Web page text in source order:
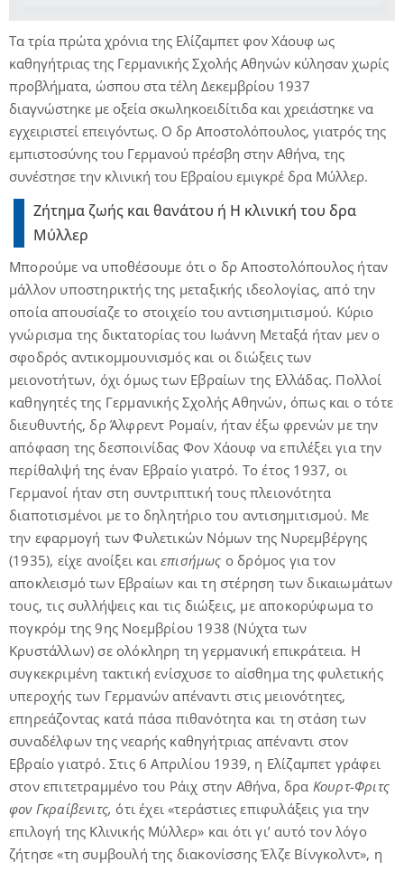
Τα τρία πρώτα χρόνια της Ελίζαμπετ φον Χάουφ ως
καθηγήτριας της Γερμανικής Σχολής Αθηνών κύλησαν χωρίς
προβλήματα, ώσπου στα τέλη Δεκεμβρίου 1937
διαγνώστηκε με οξεία σκωληκοειδίτιδα και χρειάστηκε να
εγχειριστεί επειγόντως. Ο δρ Αποστολόπουλος, γιατρός της
εμπιστοσύνης του Γερμανού πρέσβη στην Αθήνα, της
συνέστησε την κλινική του Εβραίου εμιγκρέ δρα Μύλλερ.
Ζήτημα ζωής και θανάτου ή Η κλινική του δρα
Μύλλερ
Μπορούμε να υποθέσουμε ότι ο δρ Αποστολόπουλος ήταν
μάλλον υποστηρικτής της μεταξικής ιδεολογίας, από την
οποία απουσίαζε το στοιχείο του αντισημιτισμού. Κύριο
γνώρισμα της δικτατορίας του Ιωάννη Μεταξά ήταν μεν ο
σφοδρός αντικομμουνισμός και οι διώξεις των
μειονοτήτων, όχι όμως των Εβραίων της Ελλάδας. Πολλοί
καθηγητές της Γερμανικής Σχολής Αθηνών, όπως και ο τότε
διευθυντής, δρ Άλφρεντ Ρομαίν, ήταν έξω φρενών με την
απόφαση της δεσποινίδας Φον Χάουφ να επιλέξει για την
περίθαλψή της έναν Εβραίο γιατρό. Το έτος 1937, οι
Γερμανοί ήταν στη συντριπτική τους πλειονότητα
διαποτισμένοι με το δηλητήριο του αντισημιτισμού. Με
την εφαρμογή των Φυλετικών Νόμων της Νυρεμβέργης
(1935), είχε ανοίξει και επισήμως ο δρόμος για τον
αποκλεισμό των Εβραίων και τη στέρηση των δικαιωμάτων
τους, τις συλλήψεις και τις διώξεις, με αποκορύφωμα το
πογκρόμ της 9ης Νοεμβρίου 1938 (Νύχτα των
Κρυστάλλων) σε ολόκληρη τη γερμανική επικράτεια. Η
συγκεκριμένη τακτική ενίσχυσε το αίσθημα της φυλετικής
υπεροχής των Γερμανών απέναντι στις μειονότητες,
επηρεάζοντας κατά πάσα πιθανότητα και τη στάση των
συναδέλφων της νεαρής καθηγήτριας απέναντι στον
Εβραίο γιατρό. Στις 6 Απριλίου 1939, η Ελίζαμπετ γράφει
στον επιτετραμμένο του Ράιχ στην Αθήνα, δρα Κουρτ-Φριτς
φον Γκραίβενιτς, ότι έχει «τεράστιες επιφυλάξεις για την
επιλογή της Κλινικής Μύλλερ» και ότι γι’ αυτό τον λόγο
ζήτησε «τη συμβουλή της διακονίσσης Έλζε Βίνγκολντ», η